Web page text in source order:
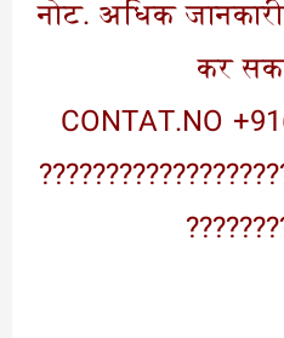
???? नोट. अधिक
कर